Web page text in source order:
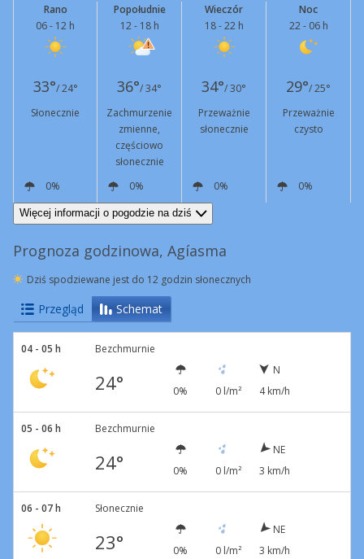
Rano
06 - 12 h
Popołudnie
12 - 18 h
Wieczór
18 - 22 h
Noc
22 - 06 h
33°/ 24° 36°/ 34° 34°/ 30° 29°/ 25°
Słonecznie
Zachmurzenie
zmienne,
częściowo
słonecznie
Przeważnie
słonecznie
Przeważnie
czysto
0% 0% 0%
0%
NE
7 km/h NE
15 km/h
Więcej informacji o pogodzie na dziś
Prognoza godzinowa, Agíasma
Dziś spodziewane jest do 12 godzin słonecznych
Przegląd Schemat
04 - 05 h Bezchmurnie
24° 0% 0 l/m²
N
4 km/h
05 - 06 h Bezchmurnie
24° 0% 0 l/m²
NE
3 km/h
06 - 07 h Słonecznie
23° 0% 0 l/m²
NE
3 km/h